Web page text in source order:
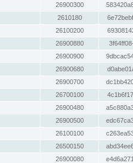
26900300
2610180
26100200
26900880
26900900
26900680
26900700
26700100
26900480
26900500
26100100
26500150
26900080